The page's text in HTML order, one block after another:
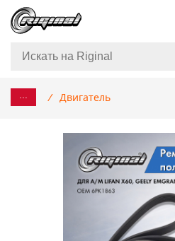
... / Двигатель